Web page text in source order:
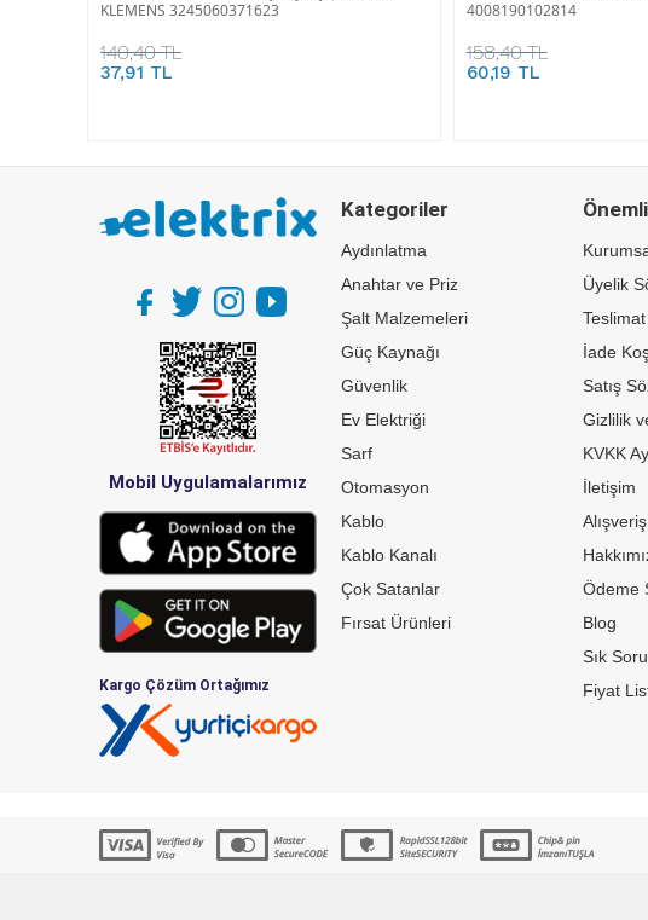
KLEMENS 3245060371623
140,40 TL
37,91 TL
4008190102814
158,40 TL
60,19 TL
Mobil Uygulamalarımız
Kargo Çözüm Ortağımız
Kategoriler
Aydınlatma
Anahtar ve Priz
Şalt Malzemeleri
Güç Kaynağı
Güvenlik
Ev Elektriği
Sarf
Otomasyon
Kablo
Kablo Kanalı
Çok Satanlar
Fırsat Ürünleri
Üyelik
Teslimat
İade
Satış
Gizlilik
KVKK
İletişim
Ödeme
Blog
Sık
Fiyat